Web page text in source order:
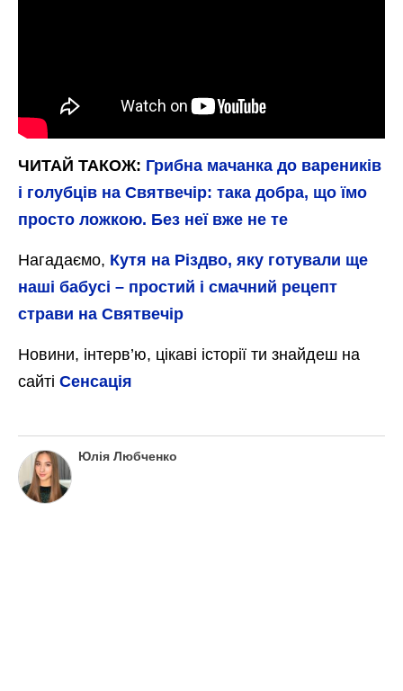
ЧИТАЙ ТАКОЖ: Грибна мачанка до вареників
і голубців на Святвечір: така добра, що їмо
просто ложкою. Без неї вже не те
Нагадаємо, Кутя на Різдво, яку готували ще
наші бабусі – простий і смачний рецепт
страви на Святвечір
Новини, інтерв’ю, цікаві історії ти знайдеш на
сайті Сенсація
Юлія Любченко